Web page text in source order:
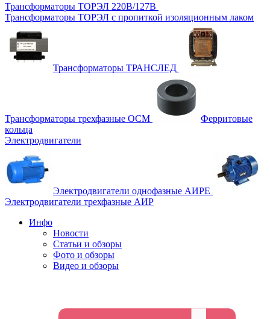
Трансформаторы ТОРЭЛ 220В/127В
Трансформаторы ТОРЭЛ с пропиткой изоляционным лаком
Трансформаторы ТРАНСЛЕД
Трансформаторы трехфазные ОСМ
Ферритовые
кольца
Электродвигатели
Электродвигатели однофазные АИРЕ
Электродвигатели трехфазные АИР
Инфо
Новости
Статьи и обзоры
Фото и обзоры
Видео и обзоры